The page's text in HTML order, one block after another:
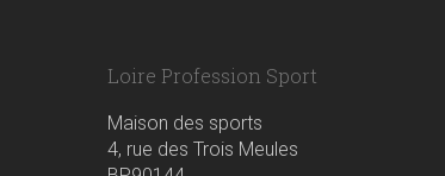
Loire Profession Sport
Maison des sports
4, rue des Trois Meules